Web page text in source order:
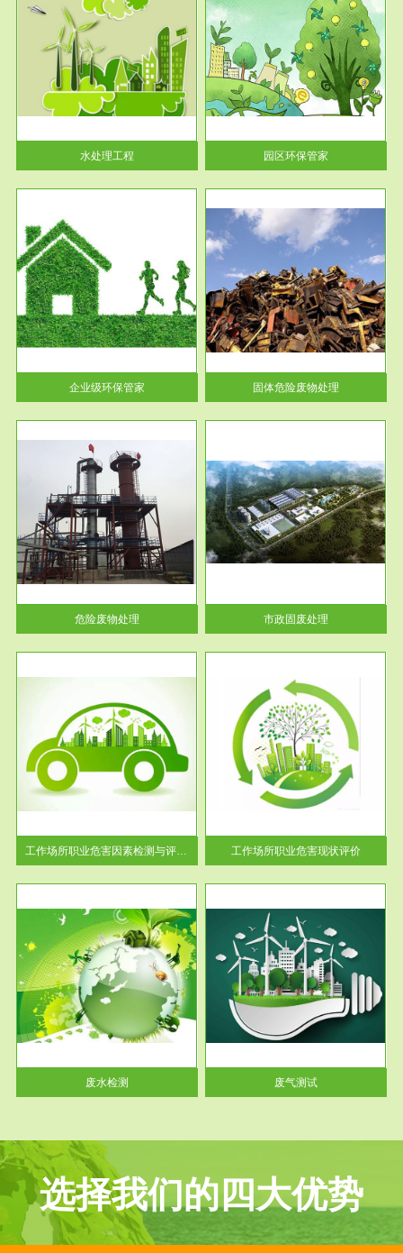
水处理工程
服务范围
园区环保管家
2016 年 4 月，环保部下发《关
于积极发挥环境保护作用促进供
给侧结...
园区环保管家
企业级环保管家
服务范围
固体危险废物处理
固体废物解释：固体废物是指人
们在生产建设、日常生活和其他
活动中...
固体危险废物处理
危险废物处理
服务范围
市政固废处理
蔚蓝生态环境科技所从事的市政
废物处理业务包括市政废物的处
理处...
市政固废处理
工作场所职业危害因素检测与评价...
服务范围
工作场所职业危害现状评价
【现状评价意义】：具体因素---
-通过质谱分析等多种手段明确
工作场...
工作场所职业危害现状评价
废水检测
服务范围
废气测试
检测范围工业废气检测包括有机
废气和无机废气。有机废气主要
包括...
废气测试
选择我们的四大优势